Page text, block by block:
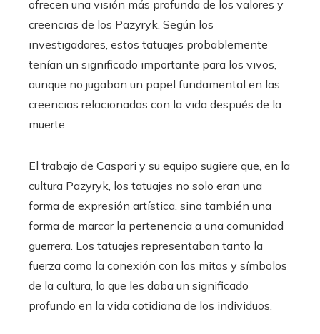
ofrecen una visión más profunda de los valores y
creencias de los Pazyryk. Según los
investigadores, estos tatuajes probablemente
tenían un significado importante para los vivos,
aunque no jugaban un papel fundamental en las
creencias relacionadas con la vida después de la
muerte.
El trabajo de Caspari y su equipo sugiere que, en la
cultura Pazyryk, los tatuajes no solo eran una
forma de expresión artística, sino también una
forma de marcar la pertenencia a una comunidad
guerrera. Los tatuajes representaban tanto la
fuerza como la conexión con los mitos y símbolos
de la cultura, lo que les daba un significado
profundo en la vida cotidiana de los individuos.